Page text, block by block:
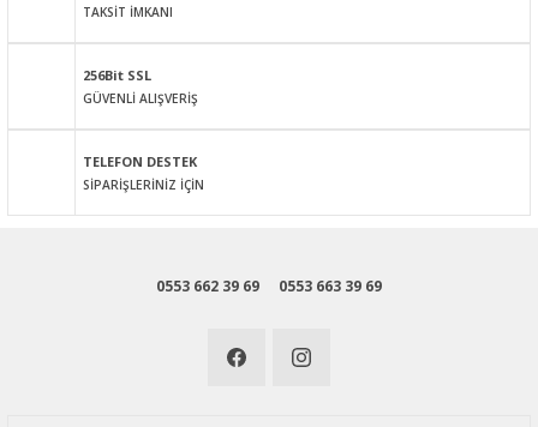
TAKSİT İMKANI
256Bit SSL
GÜVENLİ ALIŞVERİŞ
TELEFON DESTEK
SİPARİŞLERİNİZ İÇİN
0553 662 39 69 0553 663 39 69